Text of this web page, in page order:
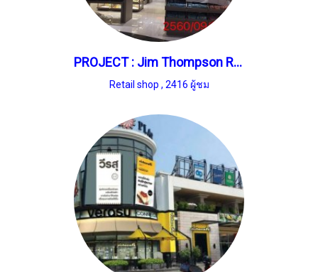
PROJECT : Jim Thompson Rangnum
Retail shop , 2416 ผู้ชม